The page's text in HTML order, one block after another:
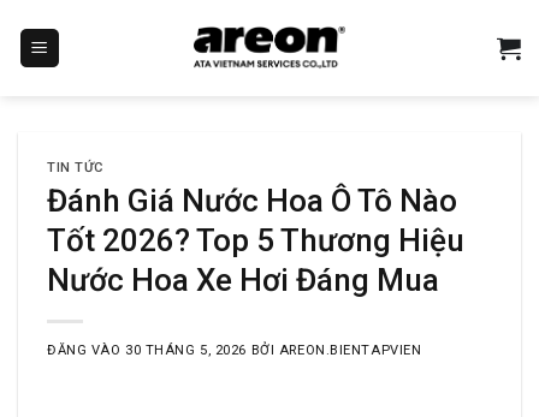
nội
TIN TỨC
Đánh Giá Nước Hoa Ô Tô Nào
Tốt 2026? Top 5 Thương Hiệu
Nước Hoa Xe Hơi Đáng Mua
ĐĂNG VÀO 30 THÁNG 5, 2026 BỞI AREON.BIENTAPVIEN